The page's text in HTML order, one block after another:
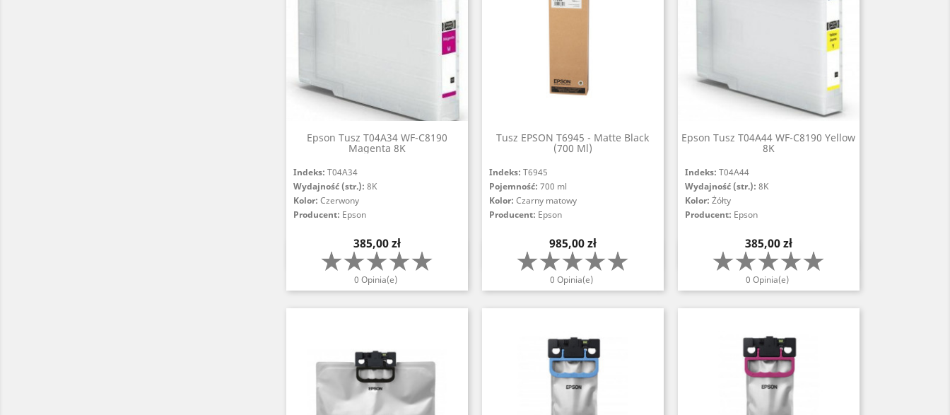
Epson Tusz T04A34 WF-C8190
Magenta 8K
Indeks: T04A34
Wydajność (str.): 8K
Kolor: Czerwony
Producent: Epson
Cena
385,00 zł
0 Opinia(e)
Szybki podgląd
Tusz EPSON T6945 - Matte Black
(700 Ml)
Indeks: T6945
Pojemność: 700 ml
Kolor: Czarny matowy
Producent: Epson
Cena
985,00 zł
0 Opinia(e)
Szybki podgląd
Epson Tusz T04A44 WF-C8190 Yellow
8K
Indeks: T04A44
Wydajność (str.): 8K
Kolor: Żółty
Producent: Epson
Cena
385,00 zł
0 Opinia(e)
Szybki podgląd